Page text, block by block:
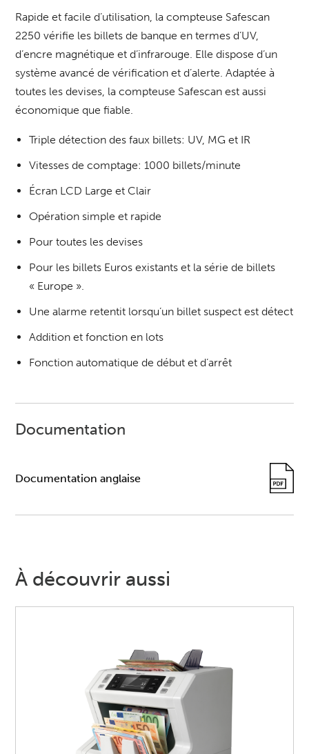
Rapide et facile d’utilisation, la compteuse Safescan
2250 vérifie les billets de banque en termes d’UV,
d’encre magnétique et d’infrarouge. Elle dispose d’un
système avancé de vérification et d’alerte. Adaptée à
toutes les devises, la compteuse Safescan est aussi
économique que fiable.
Triple détection des faux billets: UV, MG et IR
Vitesses de comptage: 1000 billets/minute
Écran LCD Large et Clair
Opération simple et rapide
Pour toutes les devises
Pour les billets Euros existants et la série de billets
« Europe ».
Une alarme retentit lorsqu’un billet suspect est détect
Addition et fonction en lots
Fonction automatique de début et d’arrêt
Documentation
Documentation anglaise
À découvrir aussi